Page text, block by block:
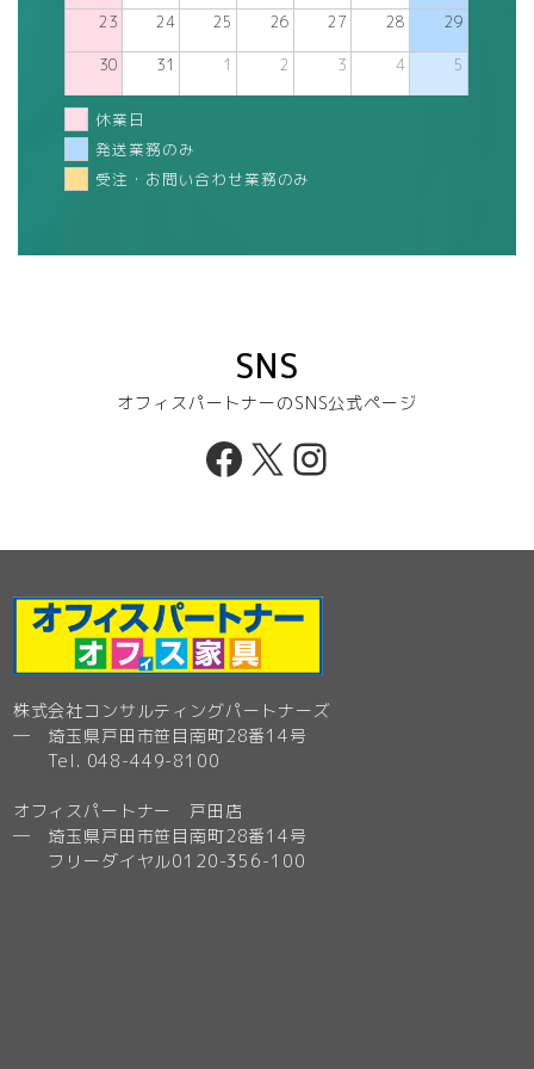
23 24 25 26 27 28 29
30 31 1 2 3 4 5
休業日
発送業務のみ
受注・お問い合わせ業務のみ
SNS
オフィスパートナーのSNS公式ページ
Facebook
X Instagram
株式会社コンサルティングパートナーズ
─ 埼玉県戸田市笹目南町28番14号
Tel. 048-449-8100
オフィスパートナー 戸田店
─ 埼玉県戸田市笹目南町28番14号
フリーダイヤル0120-356-100